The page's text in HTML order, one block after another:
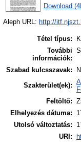
Download
Aleph URL: http://
Tétel típus:
További
információk:
Szabad kulcsszavak:
Szakterület(ek):
Feltöltő:
Elhelyezés dátuma:
Utolsó változtatás:
URI: